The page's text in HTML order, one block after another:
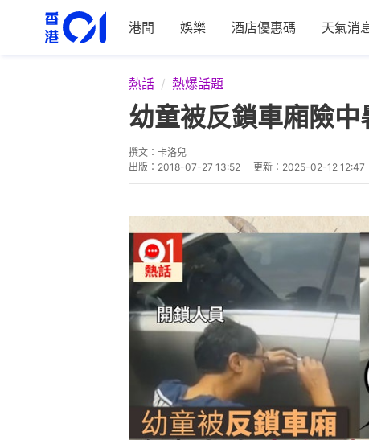
港聞 娛樂 酒店優惠碼 天氣消
熱話 熱爆話題
幼童被反鎖車廂險
撰文： 卡洛兒
出版： 2018-07-27 13:52 更新： 2025-02-12 12:47